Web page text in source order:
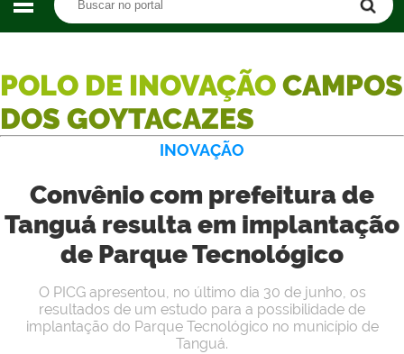
POLO DE INOVAÇÃOCAMPOS
DOS GOYTACAZES
INOVAÇÃO
Convênio com prefeitura de
Tanguá resulta em implantação
de Parque Tecnológico
O PICG apresentou, no último dia 30 de junho, os
resultados de um estudo para a possibilidade de
implantação do Parque Tecnológico no município de
Tanguá.